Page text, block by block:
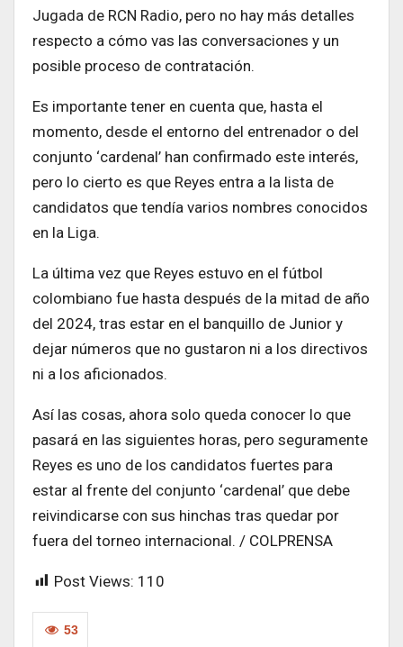
Jugada de RCN Radio, pero no hay más detalles
respecto a cómo vas las conversaciones y un
posible proceso de contratación.
Es importante tener en cuenta que, hasta el
momento, desde el entorno del entrenador o del
conjunto ‘cardenal’ han confirmado este interés,
pero lo cierto es que Reyes entra a la lista de
candidatos que tendía varios nombres conocidos
en la Liga.
La última vez que Reyes estuvo en el fútbol
colombiano fue hasta después de la mitad de año
del 2024, tras estar en el banquillo de Junior y
dejar números que no gustaron ni a los directivos
ni a los aficionados.
Así las cosas, ahora solo queda conocer lo que
pasará en las siguientes horas, pero seguramente
Reyes es uno de los candidatos fuertes para
estar al frente del conjunto ‘cardenal’ que debe
reivindicarse con sus hinchas tras quedar por
fuera del torneo internacional. / COLPRENSA
Post Views: 110
53